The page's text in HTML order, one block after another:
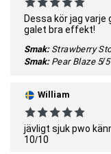
Dessa kör jag
galet bra effekt!
Smak: Strawberry
Smak: Pear Blaze 5/5
William
jävligt sjuk pwo
10/10